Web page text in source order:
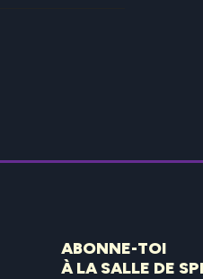
ABONNE-TOI
À LA SALLE DE